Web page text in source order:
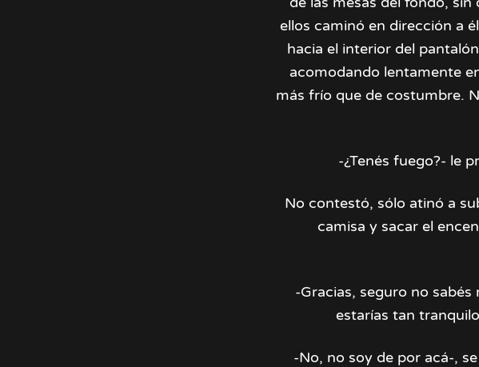
ellos caminó en dirección a
hacia el interior del
acomodando lentamente
más frío que de costumbre.
-¿Tenés fuego?- le
No contestó, sólo atinó a
camisa y sacar el
-Gracias, seguro no
estarías tan
-No, no soy de por acá-,